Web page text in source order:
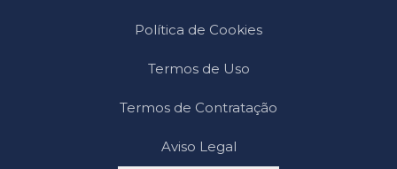
Política de Cookies
Termos de Uso
Termos de Contratação
Aviso Legal